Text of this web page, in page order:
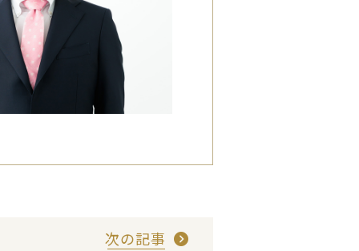
次の記事